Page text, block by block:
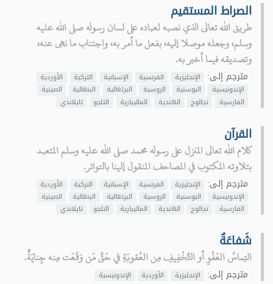
الصراط المستقيم
طريق الله تعالى الذي نصبه لعباده على لسان رسوله صلى الله عليه
وسلم، وجعله موصلا إليه، بفعل ما أمر به، واجتناب ما نهى عنه،
وتصديقه فيما أخبر به.
مترجم إلى: الإنجليزية الفرنسية الإسبانية التركية
الأوردية
الإندونيسية
البوسنية الروسية البرتغالية البنغالية
الصينية
الفارسية
تجالوج الهندية الماليبارية التلجو تايلاندي
القرآن
كلام الله تعالى المنزل على رسوله محمد صلى الله عليه وسلم المتعبد
بتلاوته المكتوب في المصاحف المنقول إلينا بالتواتر.
مترجم إلى: الإنجليزية الفرنسية الإسبانية التركية
الأوردية
الإندونيسية
البوسنية الروسية البرتغالية البنغالية
الصينية
الفارسية
تجالوج الهندية الماليبارية التلجو تايلاندي
شَفاعَةٌ
التِماسُ العَفْوِ أو التَّخْفِيفِ مِن العُقوبَةِ في حَقِّ مَن وَقَعَت مِنه جِنايَةٌ.
مترجم إلى: الإنجليزية الأوردية الإندونيسية